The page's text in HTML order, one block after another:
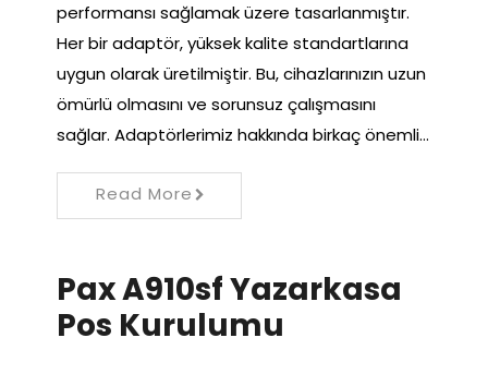
performansı sağlamak üzere tasarlanmıştır.
Her bir adaptör, yüksek kalite standartlarına
uygun olarak üretilmiştir. Bu, cihazlarınızın uzun
ömürlü olmasını ve sorunsuz çalışmasını
sağlar. Adaptörlerimiz hakkında birkaç önemli…
Read More
Pax A910sf Yazarkasa
Pos Kurulumu